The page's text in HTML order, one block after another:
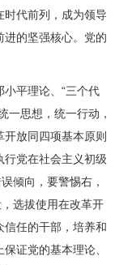
代前列，成为领导
的坚强核心。党的
平理论、“三个代
一思想，统一行动，
放同四项基本原则
党在社会主义初级
倾向，要警惕右，
选拔使用在改革开
信任的干部，培养和
证党的基本理论、